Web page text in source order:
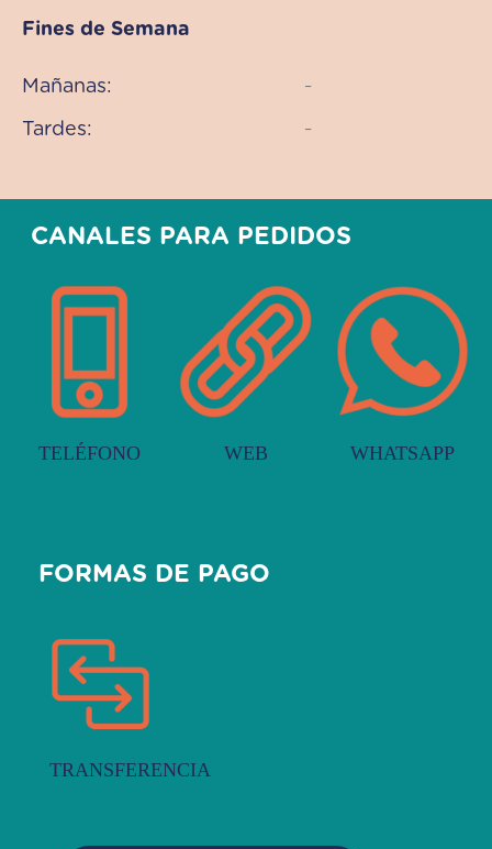
Fines de Semana
Mañanas: –
Tardes: –
CANALES PARA PEDIDOS
TELÉFONO WEB WHATSAPP
FORMAS DE PAGO
TRANSFERENCIA